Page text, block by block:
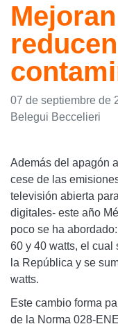
07 de septiembre de
Belegui Beccelieri
Además del apagón
cese de las
televisión abierta
digitales- este año
poco se ha
60 y 40 watts, el cual
la República y se
watts.
Este cambio forma
de la Norma 028-